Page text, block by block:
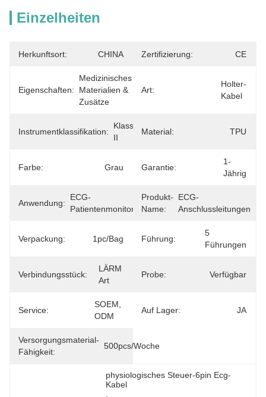
Einzelheiten
Herkunftsort: CHINA Zertifizierung: CE
Eigenschaften:
Medizinisches
Materialien &
Zusätze
Art:
Holter-
Kabel
Instrumentklassifikation:
Klasse
II
Material: TPU
Farbe: Grau Garantie:
1-
Jährig
Anwendung:
ECG-
Patientenmonitor
Produkt-
Name:
ECG-
Anschlussleitungen
Verpackung: 1pc/bag Führung:
5
Führungen
Verbindungsstück:
LÄRM
Art
Probe: Verfügbar
Service:
SOEM,
ODM
Auf Lager: JA
Versorgungsmaterial-
Fähigkeit:
500pcs/Woche
physiologisches Steuer-6pin Ecg-
Kabel